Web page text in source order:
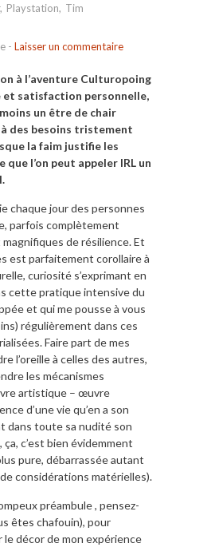
, Playstation, Tim
- Laisser un commentaire
à l’aventure Culturopoing
et satisfaction personnelle,
un être de chair
des besoins tristement
la faim justifie les
que l’on peut appeler IRL un
chaque jour des personnes
parfois complètement
de résilience. Et
est parfaitement corollaire à
curiosité s’exprimant en
cette pratique intensive du
et qui me pousse à vous
régulièrement dans ces
Faire part de mes
l’oreille à celles des autres,
les mécanismes
artistique – œuvre
d’une vie qu’en a son
dans toute sa nudité son
c’est bien évidemment
pure, débarrassée autant
considérations matérielles).
préambule , pensez-
êtes chafouin), pour
le décor de mon expérience